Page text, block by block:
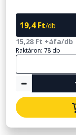
19,4 Ft/db
15,28 Ft +áfa/db
Raktáron: 78 db